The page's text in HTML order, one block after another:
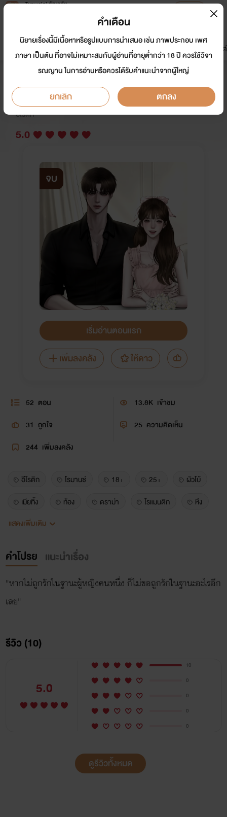
Tunwalai ธัญวลัย
หน้าแรก นิยาย อีบุ๊ก การ์ตูน
มาใหม่
ดรีมแชท ธัญลิสต์
มนตราหลงร้าย
นักเขียน: นามปากกา เบญจคีต
อีโรติก
5.0
จบ
เริ่มอ่านตอนแรก
เพิ่มลงคลัง
ให้ดาว
52 ตอน 13.8K เข้าชม
31 ถูกใจ 25 ความคิดเห็น
244 เพิ่มลงคลัง
อีโรติก โรมานซ์ 18+ 25+
ผัวโบ้
เมียทิ้ง
ท้อง ดราม่า โรแมนติก
หึง
หวง
แสดงเพิ่มเติม
คำโปรย แนะนำเรื่อง
"หากไม่ถูกรักในฐานะผู้หญิงคนหนึ่ง ก็ไม่ขอถูกรักในฐานะอะไรอีก
เลย"
รีวิว (10)
5.0
10
0
0
0
0
ดูรีวิวทั้งหมด
คำเตือน
นิยายเรื่องนี้มีเนื้อหาหรือรูปแบบการนำเสนอ เช่น ภาพประกอบ เพศ
ภาษา เป็นต้น ที่อาจไม่เหมาะสมกับผู้อ่านที่อายุต่ำกว่า 18 ปี ควรใช้วิจา
รณญาน ในการอ่านหรือควรได้รับคำแนะนำจากผู้ใหญ่
ยกเลิก ตกลง